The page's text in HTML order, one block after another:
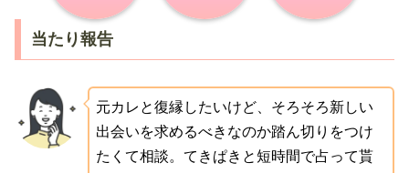
当たり報告
元カレと復縁したいけど、そろそろ新しい
出会いを求めるべきなのか踏ん切りをつけ
たくて相談。てきぱきと短時間で占って貰